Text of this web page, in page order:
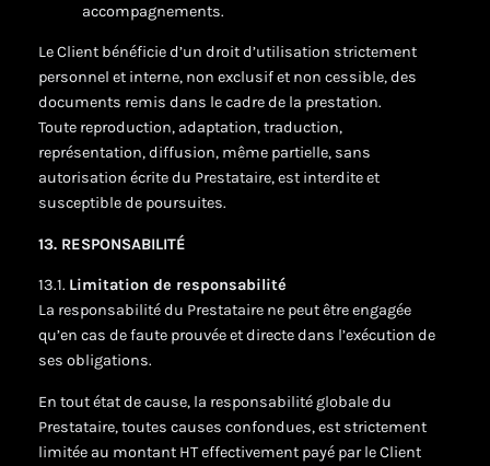
accompagnements.
Le Client bénéficie d’un droit d’utilisation strictement
personnel et interne, non exclusif et non cessible, des
documents remis dans le cadre de la prestation.
Toute reproduction, adaptation, traduction,
représentation, diffusion, même partielle, sans
autorisation écrite du Prestataire, est interdite et
susceptible de poursuites.
13. RESPONSABILITÉ
13.1. Limitation de responsabilité
La responsabilité du Prestataire ne peut être engagée
qu’en cas de faute prouvée et directe dans l’exécution de
ses obligations.
En tout état de cause, la responsabilité globale du
Prestataire, toutes causes confondues, est strictement
limitée au montant HT effectivement payé par le Client